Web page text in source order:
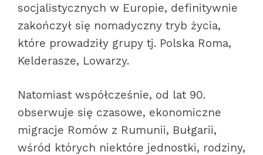
socjalistycznych w Europie, definitywnie
zakończył się nomadyczny tryb życia,
które prowadziły grupy tj. Polska Roma,
Kelderasze, Lowarzy.
Natomiast współcześnie, od lat 90.
obserwuje się czasowe, ekonomiczne
migracje Romów z Rumunii, Bułgarii,
wśród których niektóre jednostki, rodziny,